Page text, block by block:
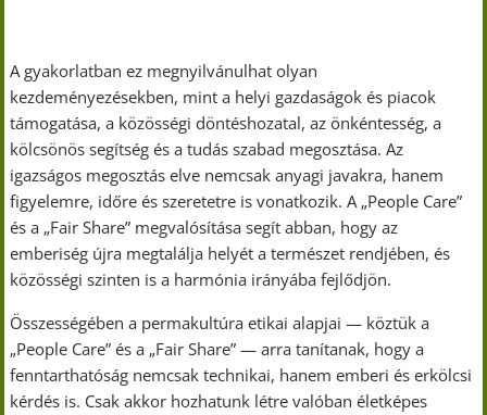
A gyakorlatban ez megnyilvánulhat olyan
kezdeményezésekben, mint a helyi gazdaságok és piacok
támogatása, a közösségi döntéshozatal, az önkéntesség, a
kölcsönös segítség és a tudás szabad megosztása. Az
igazságos megosztás elve nemcsak anyagi javakra, hanem
figyelemre, időre és szeretetre is vonatkozik. A „People Care”
és a „Fair Share” megvalósítása segít abban, hogy az
emberiség újra megtalálja helyét a természet rendjében, és
közösségi szinten is a harmónia irányába fejlődjön.
Összességében a permakultúra etikai alapjai — köztük a
„People Care” és a „Fair Share” — arra tanítanak, hogy a
fenntarthatóság nemcsak technikai, hanem emberi és erkölcsi
kérdés is. Csak akkor hozhatunk létre valóban életképes